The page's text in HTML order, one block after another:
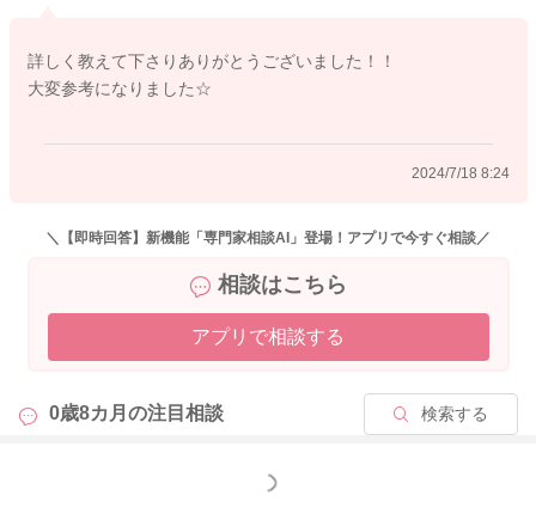
ご家庭次第ですが、牛乳とフォロミの併用も良いと思います
よ。たとえば、しっかりと飲ませるのは牛乳で、おやつや離乳
よろしくお願いいたします。
詳しく教えて下さりありがとうございました！！
大変参考になりました☆
2024/7/18 8:24
＼【即時回答】新機能「専門家相談AI」登場！アプリで今すぐ相談／
相談はこちら
アプリで相談する
0歳8カ月の注目相談 検索する
もっと見る